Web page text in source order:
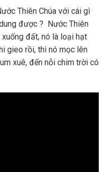
Thiên Chúa với cái gì
được ? Nước Thiên
đất, nó là loại hạt
gieo rồi, thì nó mọc lên
xuê, đến nỗi chim trời có